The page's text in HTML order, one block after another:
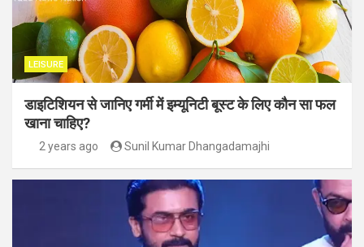
LEISURE
डाइटिशियन से जानिए गर्मी में इम्यूनिटी बूस्ट के लिए कौन सा फल
खाना चाहिए?
2 years ago Sunil Kumar Dhangadamajhi